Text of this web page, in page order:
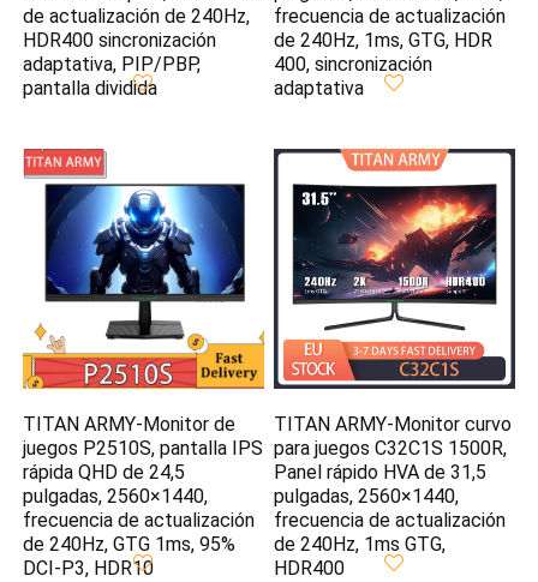
de actualización de 240Hz,
HDR400 sincronización
adaptativa, PIP/PBP,
pantalla dividida
frecuencia de actualización
de 240Hz, 1ms, GTG, HDR
400, sincronización
adaptativa
TITAN ARMY-Monitor de
juegos P2510S, pantalla IPS
rápida QHD de 24,5
pulgadas, 2560×1440,
frecuencia de actualización
de 240Hz, GTG 1ms, 95%
DCI-P3, HDR10
TITAN ARMY-Monitor curvo
para juegos C32C1S 1500R,
Panel rápido HVA de 31,5
pulgadas, 2560×1440,
frecuencia de actualización
de 240Hz, 1ms GTG,
HDR400